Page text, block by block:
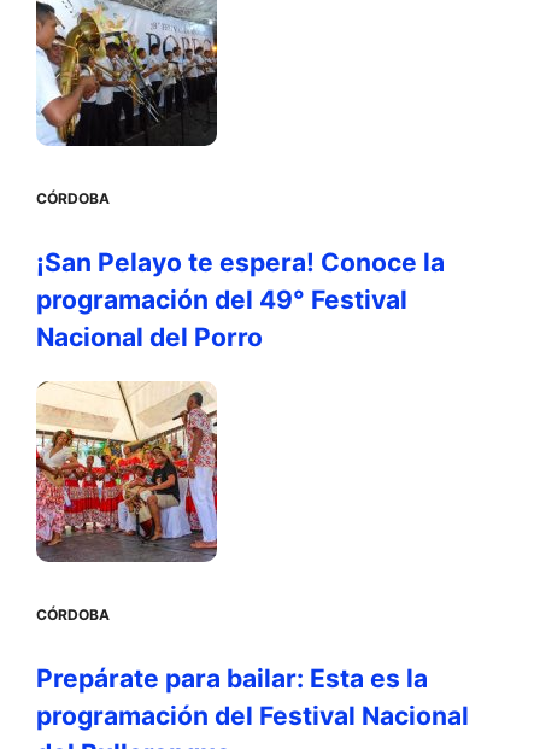
CÓRDOBA
¡San Pelayo te espera! Conoce la
programación del 49° Festival
Nacional del Porro
CÓRDOBA
Prepárate para bailar: Esta es la
programación del Festival Nacional